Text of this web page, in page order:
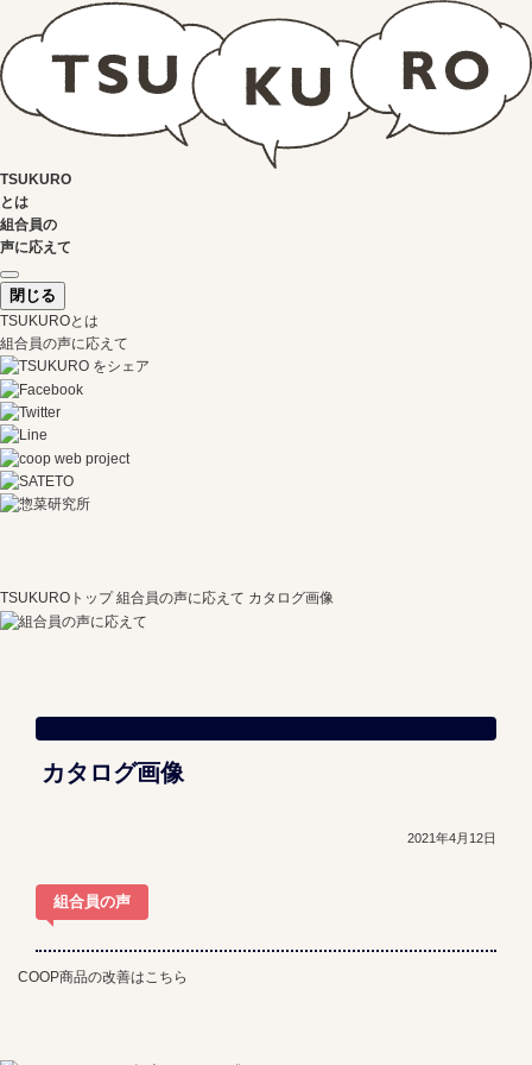
TSUKURO
とは
組合員の
声に応えて
閉じる
TSUKUROとは
組合員の声に応えて
TSUKUROトップ 組合員の声に応えて カタログ画像
カタログ画像
2021年4月12日
組合員の声
COOP商品の改善はこちら